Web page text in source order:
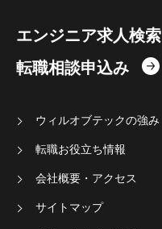
エンジニア求人検索
転職相談申込み
ウィルオブテックの強み
転職お役立ち情報
会社概要・アクセス
サイトマップ